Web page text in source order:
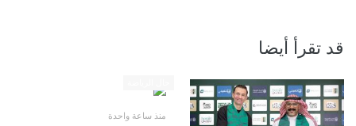
قد تقرأ أيضا
منذ ساعة واحدة